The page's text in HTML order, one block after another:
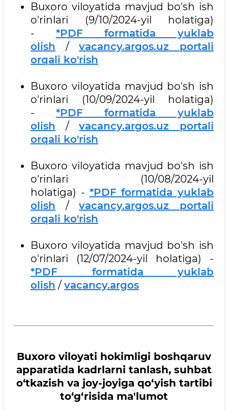
Buxoro viloyatida mavjud bo'sh ish
o'rinlari (9/10/2024-yil holatiga)
- *PDF formatida yuklab
olish /vacancy.argos.uz portali
orqali ko'rish
Buxoro viloyatida mavjud bo'sh ish
o'rinlari (10/09/2024-yil holatiga)
- *PDF formatida yuklab
olish /vacancy.argos.uz portali
orqali ko'rish
Buxoro viloyatida mavjud bo'sh ish
o'rinlari (10/08/2024-yil
holatiga) - *PDF formatida yuklab
olish /vacancy.argos.uz portali
orqali ko'rish
Buxoro viloyatida mavjud bo'sh ish
o'rinlari (12/07/2024-yil holatiga) -
*PDF formatida yuklab
olish / vacancy.argos
Buxoro viloyati hokimligi boshqaruv
apparatida kadrlarni tanlash, suhbat
o‘tkazish va joy-joyiga qo‘yish tartibi
to‘g‘risida ma'lumot